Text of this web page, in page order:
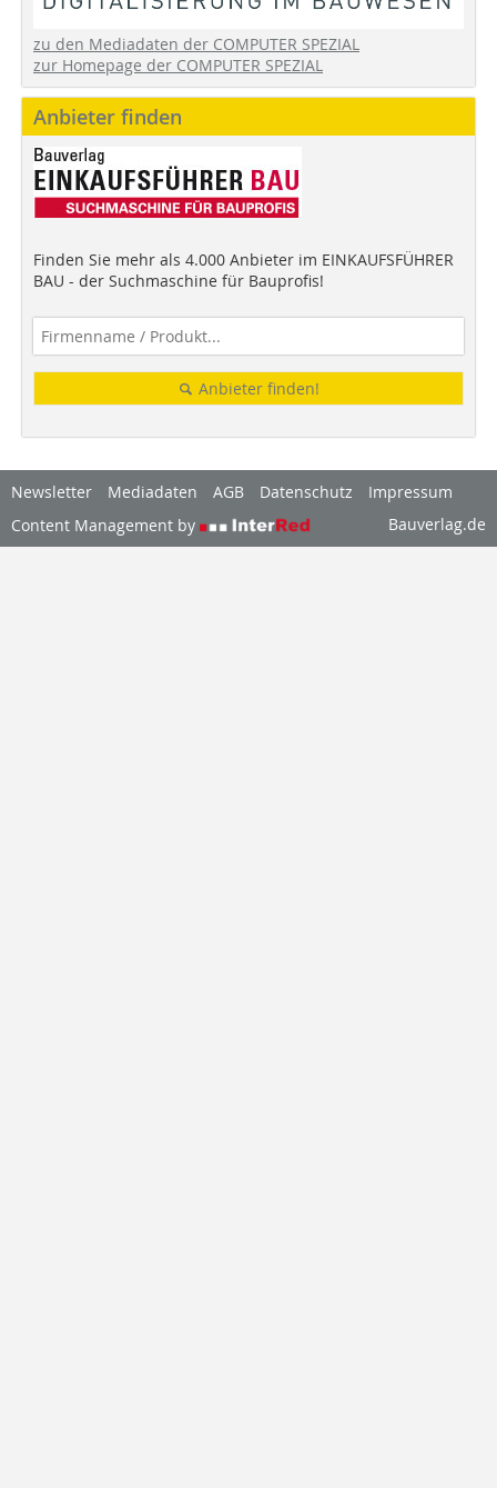
zu den Mediadaten der COMPUTER SPEZIAL
zur Homepage der COMPUTER SPEZIAL
Anbieter finden
Finden Sie mehr als 4.000 Anbieter im EINKAUFSFÜHRER
BAU - der Suchmaschine für Bauprofis!
Anbieter finden!
Newsletter Mediadaten AGB Datenschutz
Impressum
Content Management by
Bauverlag.de